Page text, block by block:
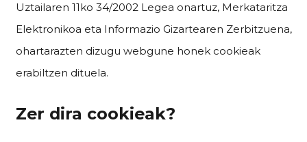
Uztailaren 11ko 34/2002 Legea onartuz, Merkataritza
Elektronikoa eta Informazio Gizartearen Zerbitzuena,
ohartarazten dizugu webgune honek cookieak
erabiltzen dituela.
Zer dira cookieak?